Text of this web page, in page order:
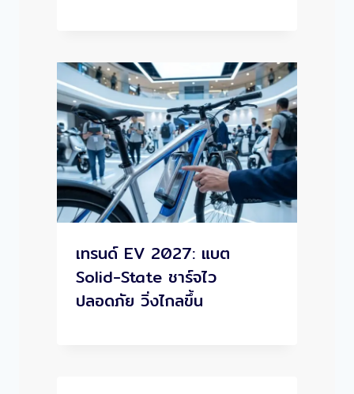
เทรนด์ EV 2027: แบต
Solid-State ชาร์จไว
ปลอดภัย วิ่งไกลขึ้น